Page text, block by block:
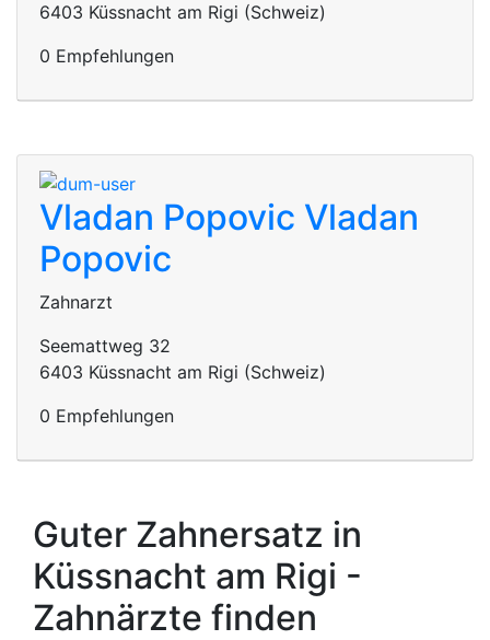
6403 Küssnacht am Rigi (Schweiz)
0 Empfehlungen
Vladan Popovic Vladan
Popovic
Zahnarzt
Seemattweg 32
6403 Küssnacht am Rigi (Schweiz)
0 Empfehlungen
Guter Zahnersatz in
Küssnacht am Rigi -
Zahnärzte finden